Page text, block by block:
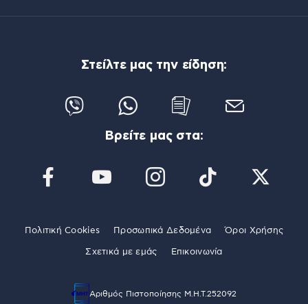
Στείλτε μας την είδηση:
Βρείτε μας στα:
Πολιτική Cookies Προσωπικά Δεδομένα Όροι Χρήσης
Σχετικά με εμάς Επικοινωνία
Αριθμός Πιστοποίησης Μ.Η.Τ.252092